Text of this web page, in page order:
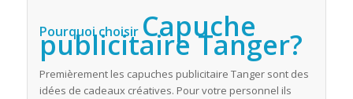
Pourquoi choisir Capuche
publicitaire Tanger?
Premièrement les capuches publicitaire Tanger sont des
idées de cadeaux créatives. Pour votre personnel ils